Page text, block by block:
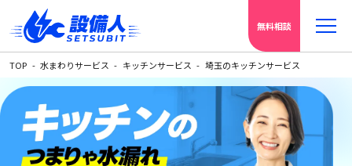
無料相談
TOP 水まわりサービス キッチンサービス 埼玉のキッチンサービス